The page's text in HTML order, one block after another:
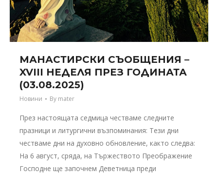
МАНАСТИРСКИ СЪОБЩЕНИЯ –
XVIII НЕДЕЛЯ ПРЕЗ ГОДИНАТА
(03.08.2025)
Новини By mater
През настоящата седмица честваме следните
празници и литургични възпоминания: Тези дни
честваме дни на духовно обновление, както следва:
На 6 август, сряда, на Тържеството Преображение
Господне ще започнем Деветница преди